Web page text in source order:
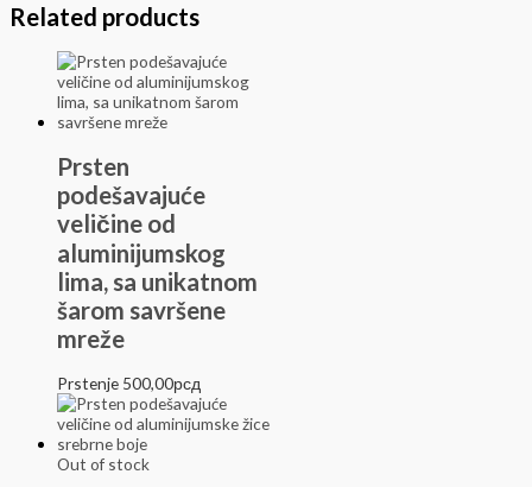
Related products
Prsten
podešavajuće
veličine od
aluminijumskog
lima, sa unikatnom
šarom savršene
mreže
Prstenje 500,00рсд
Out of stock